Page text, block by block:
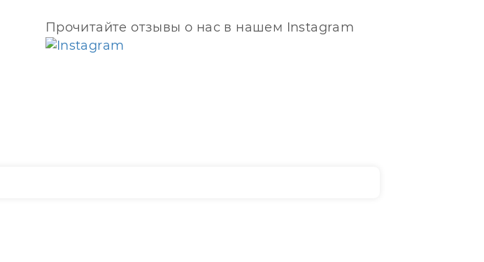
Прочитайте отзывы о нас в нашем Instagram